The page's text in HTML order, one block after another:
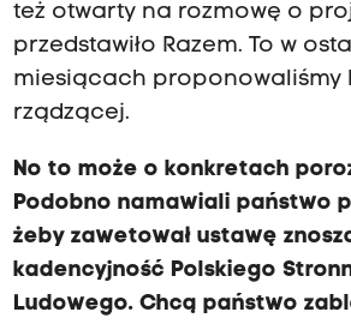
też otwarty na rozmowę o
przedstawiło Razem. To w
miesiącach proponowaliśmy
rządzącej.
No to może o konkretach
Podobno namawiali państwo
żeby zawetował ustawę
kadencyjność Polskiego
Ludowego. Chcą państwo